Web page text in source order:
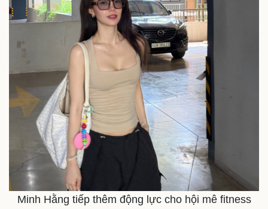
Minh Hằng tiếp thêm động lực cho hội mê fitness